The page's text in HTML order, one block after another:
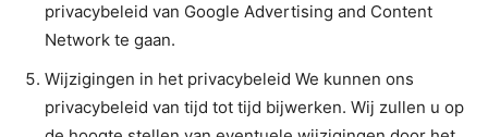
privacybeleid van Google Advertising and Content
Network te gaan.
Wijzigingen in het privacybeleid We kunnen ons
privacybeleid van tijd tot tijd bijwerken. Wij zullen u op